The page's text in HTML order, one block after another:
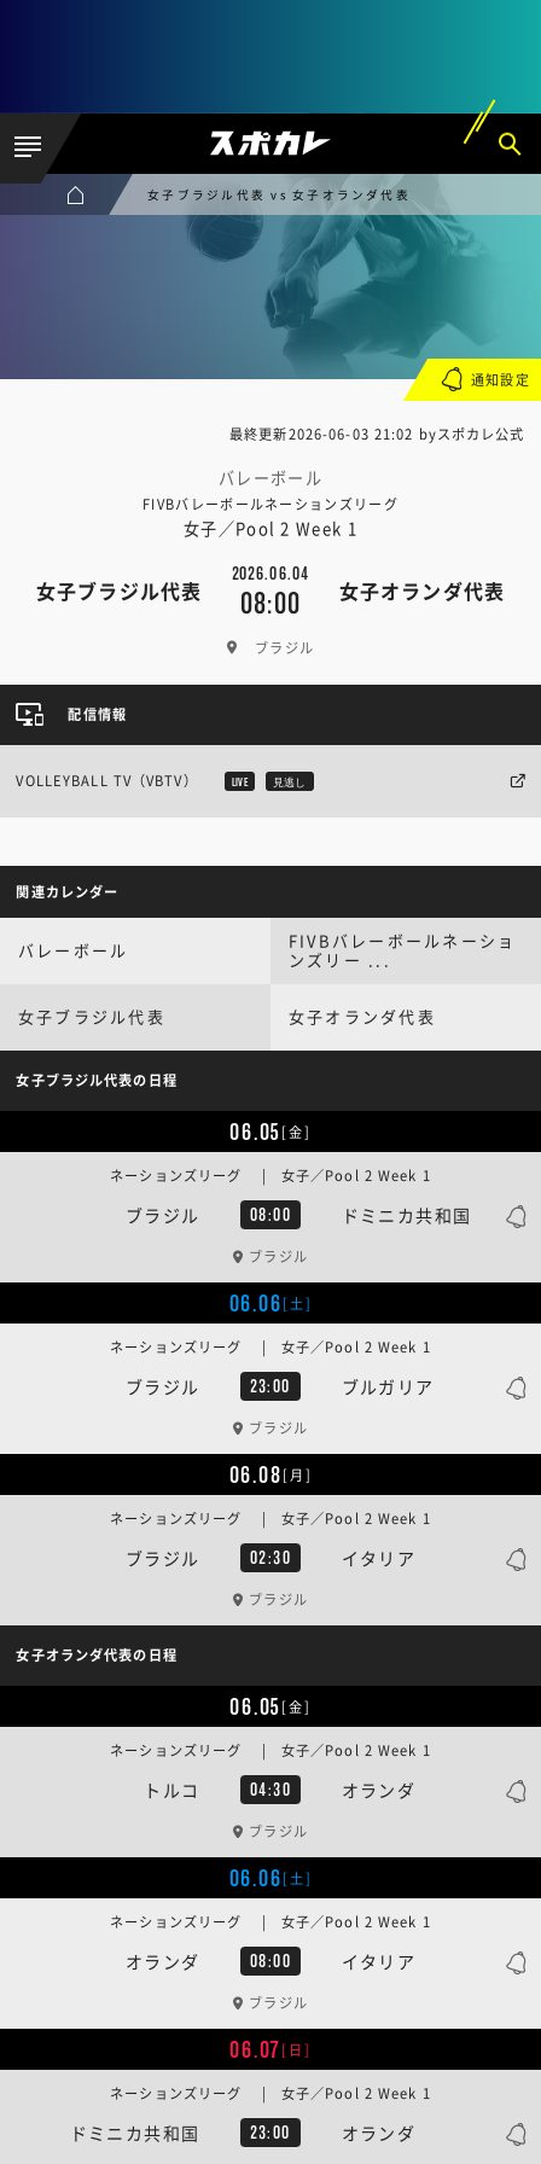
女子ブラジル代表 vs 女子オランダ代表
最終更新2026-06-03 21:02 byスポカレ公式
バレーボール
FIVBバレーボールネーションズリーグ
女子／Pool 2 Week 1
女子ブラジル代表
2026.06.04
08:00 女子オランダ代表
ブラジル
通知設定
配信情報
VOLLEYBALL TV（VBTV） LIVE 見逃し
関連カレンダー
バレーボール
FIVBバレーボールネーショ
ンズリー ...
女子ブラジル代表 女子オランダ代表
女子ブラジル代表の日程
06.05[金]
ブラジル 08:00 ドミニカ共和国
ネーションズリーグ | 女子／Pool 2 Week 1
ブラジル
06.06[土]
ブラジル 23:00 ブルガリア
ネーションズリーグ | 女子／Pool 2 Week 1
ブラジル
06.08[月]
ブラジル 02:30 イタリア
ネーションズリーグ | 女子／Pool 2 Week 1
ブラジル
女子オランダ代表の日程
06.05[金]
トルコ 04:30 オランダ
ネーションズリーグ | 女子／Pool 2 Week 1
ブラジル
06.06[土]
オランダ 08:00 イタリア
ネーションズリーグ | 女子／Pool 2 Week 1
ブラジル
06.07[日]
ドミニカ共和国 23:00 オランダ
ネーションズリーグ | 女子／Pool 2 Week 1